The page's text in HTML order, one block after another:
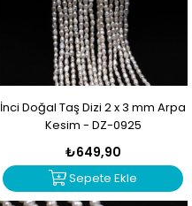
İnci Doğal Taş Dizi 2 x 3 mm Arpa
Kesim - DZ-0925
₺649,90
Sepete Ekle